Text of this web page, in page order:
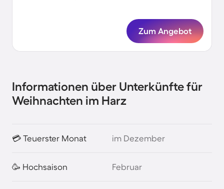
Zum Angebot
Informationen über Unterkünfte für
Weihnachten im Harz
💳 Teuerster Monat im Dezember
🥳 Hochsaison Februar